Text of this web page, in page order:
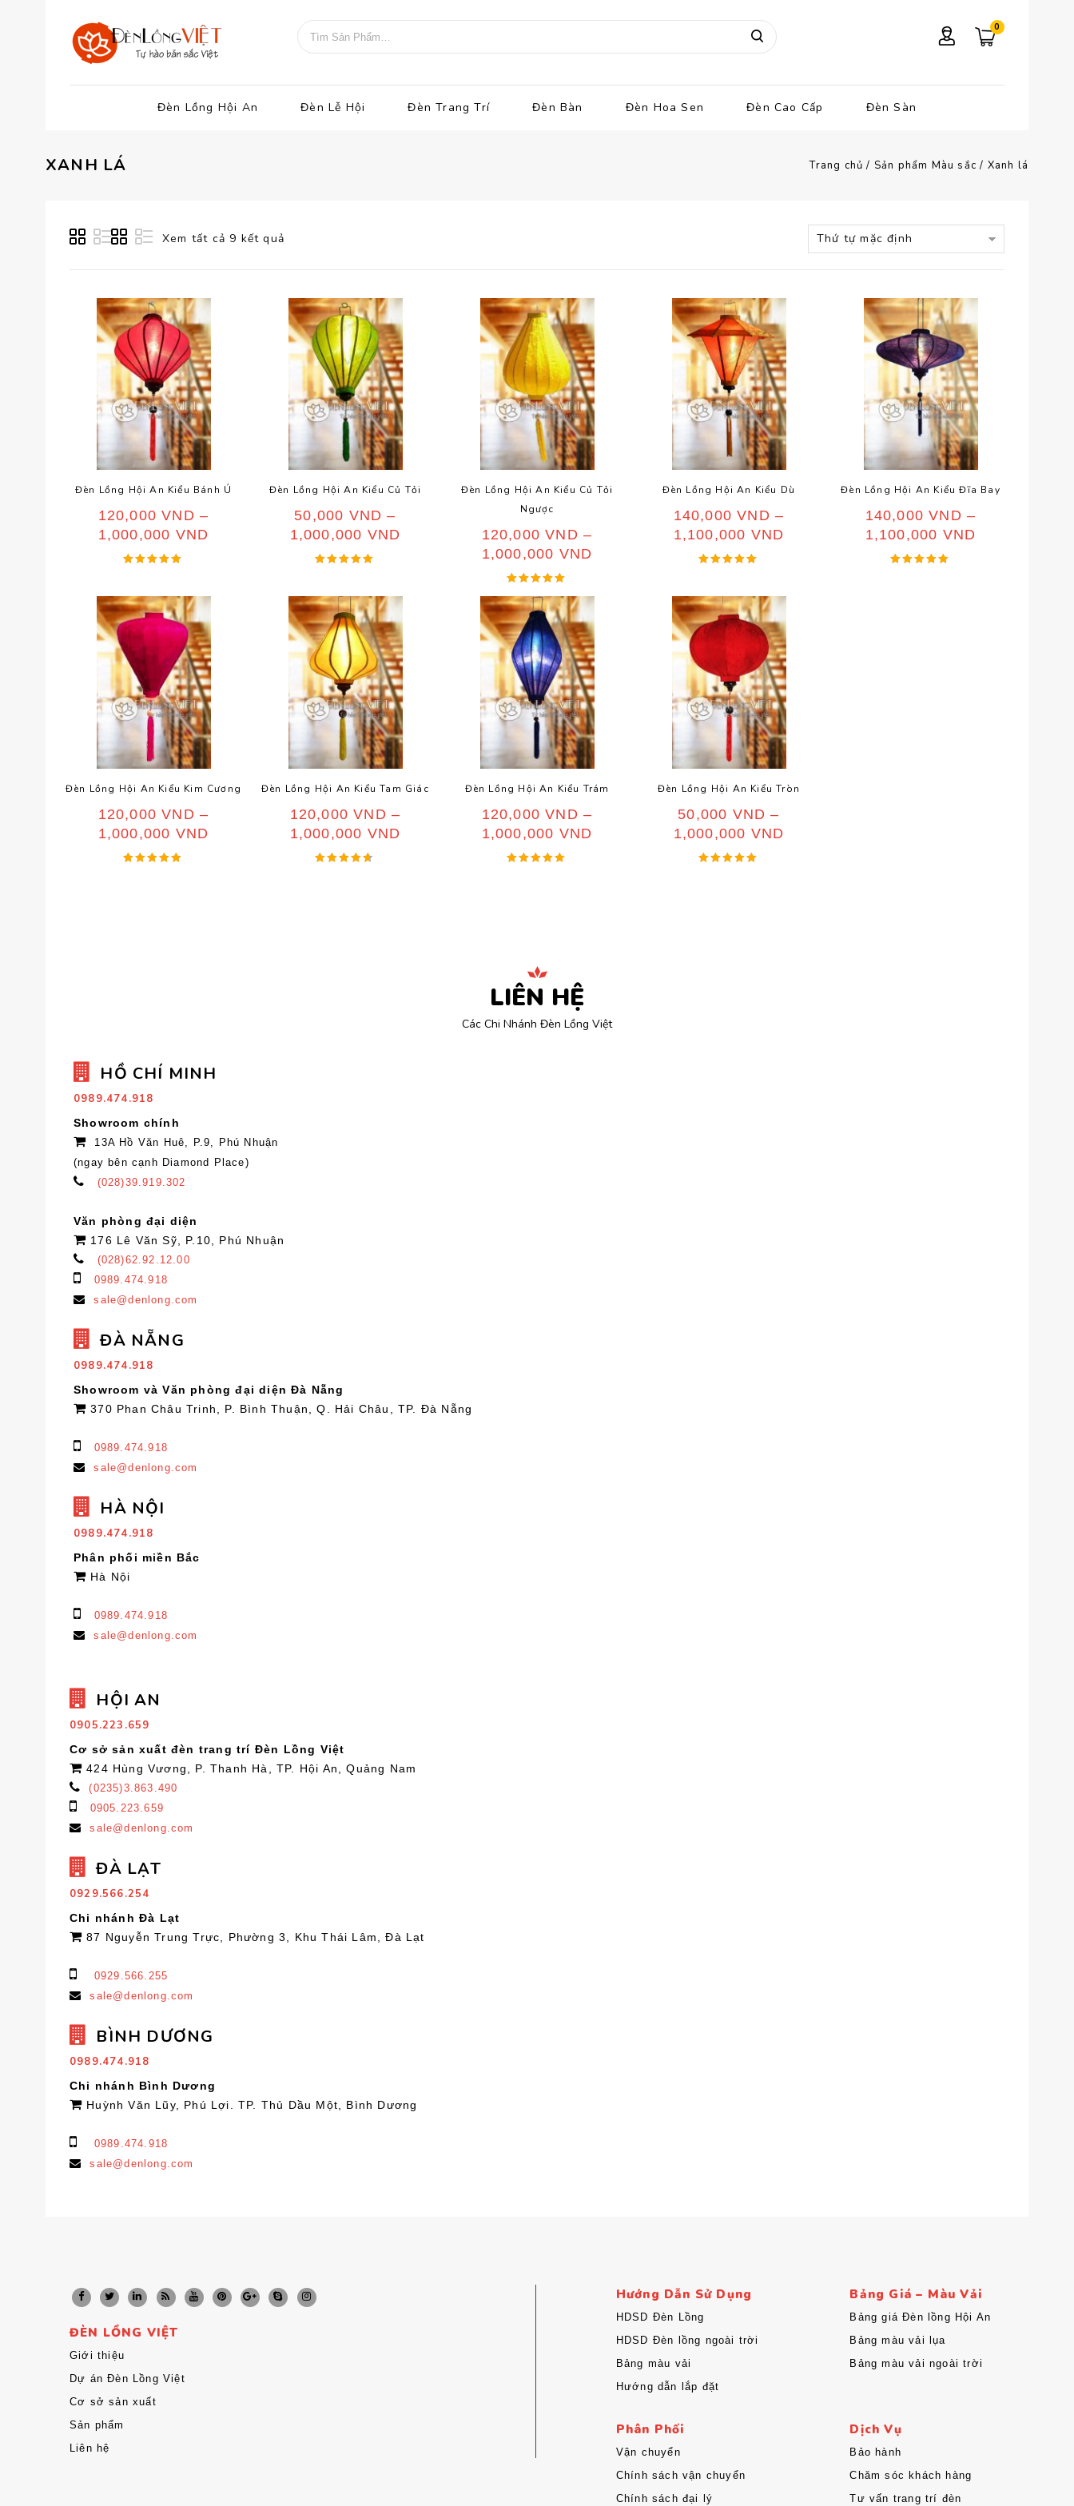
0
Đèn Lồng Hội An Đèn Lễ Hội Đèn Trang Trí Đèn Bàn Đèn Hoa Sen Đèn Cao Cấp Đèn Sàn
XANH LÁ Trang chủ / Sản phẩm Màu sắc / Xanh lá
Xem tất cả 9 kết quả Thứ tự mặc định
Đèn Lồng Hội An Kiểu Bánh Ú
120,000VND –
1,000,000 VND
5.00
5 sao
Đèn Lồng Hội An Kiểu Củ Tỏi
50,000 VND –
1,000,000 VND
5.00
5 sao
Đèn Lồng Hội An Kiểu Củ Tỏi
Ngược
120,000VND –
1,000,000 VND
hạng
5.00
5 sao
Đèn Lồng Hội An Kiểu Dù
140,000VND –
1,100,000 VND
5.00
5 sao
Đèn Lồng Hội An Kiểu Đĩa Bay
140,000VND –
1,100,000 VND
Đèn Lồng Hội An Kiểu Kim Cương
120,000VND –
1,000,000 VND
Đèn Lồng Hội An Kiểu Tam Giác
120,000VND –
1,000,000 VND
Đèn Lồng Hội An Kiểu Trám
120,000VND –
1,000,000 VND
Đèn Lồng Hội An Kiểu Tròn
50,000 VND –
1,000,000 VND
LIÊN HỆ
Các Chi Nhánh Đèn Lồng Việt
HỒ CHÍ MINH
0989.474.918
Showroom chính
13A Hồ Văn Huê, P.9, Phú Nhuận
(ngay bên cạnh Diamond Place)
(028)39.919.302
Văn phòng đại diện
176 Lê Văn Sỹ, P.10, Phú Nhuận
(028)62.92.12.00
0989.474.918
sale@denlong.com
ĐÀ NẴNG
0989.474.918
Showroom và Văn phòng đại diện Đà Nẵng
370 Phan Châu Trinh, P. Bình Thuận, Q. Hải Châu, TP. Đà Nẵng
0989.474.918
sale@denlong.com
HÀ NỘI
0989.474.918
Phân phối miền Bắc
Hà Nội
0989.474.918
sale@denlong.com
HỘI AN
0905.223.659
Cơ sở sản xuất đèn trang trí Đèn Lồng Việt
424 Hùng Vương, P. Thanh Hà, TP. Hội An, Quảng Nam
(0235)3.863.490
0905.223.659
sale@denlong.com
ĐÀ LẠT
0929.566.254
Chi nhánh Đà Lạt
87 Nguyễn Trung Trực, Phường 3, Khu Thái Lâm, Đà Lạt
0929.566.255
sale@denlong.com
BÌNH DƯƠNG
0989.474.918
Chi nhánh Bình Dương
Huỳnh Văn Lũy, Phú Lợi. TP. Thủ Dầu Một, Bình Dương
0989.474.918
sale@denlong.com
ĐÈN LỒNG VIỆT
Giới thiệu
Dự án Đèn Lồng Việt
Cơ sở sản xuất
Sản phẩm
Liên hệ
Hướng Dẫn Sử Dụng
HDSD Đèn Lồng
HDSD Đèn lồng ngoài trời
Bảng màu vải
Hướng dẫn lắp đặt
Phân Phối
Vận chuyển
Chính sách vận chuyển
Chính sách đại lý
Bảng Giá – Màu Vải
Bảng giá Đèn lồng Hội An
Bảng màu vải lụa
Bảng màu vải ngoài trời
Dịch Vụ
Bảo hành
Chăm sóc khách hàng
Tư vấn trang trí đèn